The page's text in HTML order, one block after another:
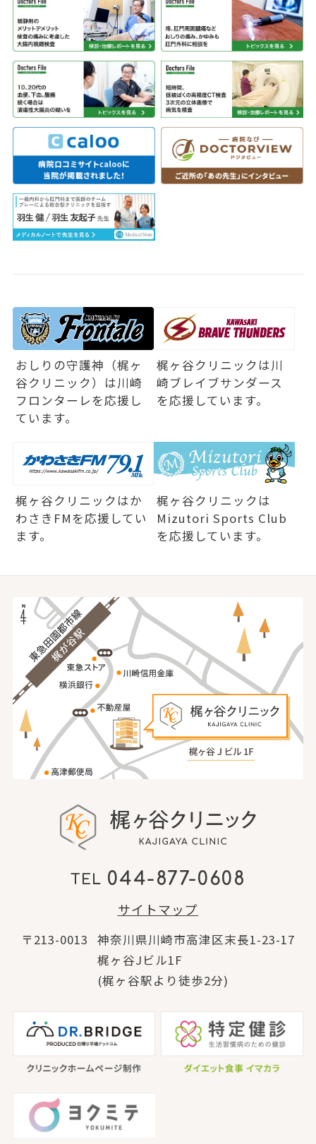
おしりの守護神（梶ヶ
谷クリニック）は川崎
フロンターレを応援し
ています。
梶ヶ谷クリニックは川
崎ブレイブサンダース
を応援しています。
梶ヶ谷クリニックはか
わさきFMを応援してい
ます。
梶ヶ谷クリニックは
Mizutori Sports Club
を応援しています。
TEL 044-877-0608
サイトマップ
〒213-0013
神奈川県川崎市高津区末長1-23-17
梶ヶ谷Jビル1F
(梶ヶ谷駅より徒歩2分)